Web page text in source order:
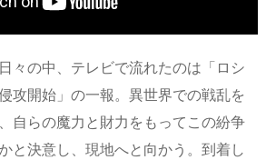
々の中、テレビで流れたのは「ロシ
攻開始」の一報。異世界での戦乱を
自らの魔力と財力をもってこの紛争
と決意し、現地へと向かう。到着し